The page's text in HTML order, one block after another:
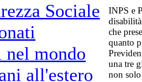
Sociale
mondo
all'estero
INPS e
che
quanto
una tre
non